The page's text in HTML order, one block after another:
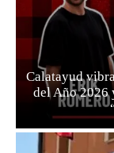
Calatayud
del Año 2026